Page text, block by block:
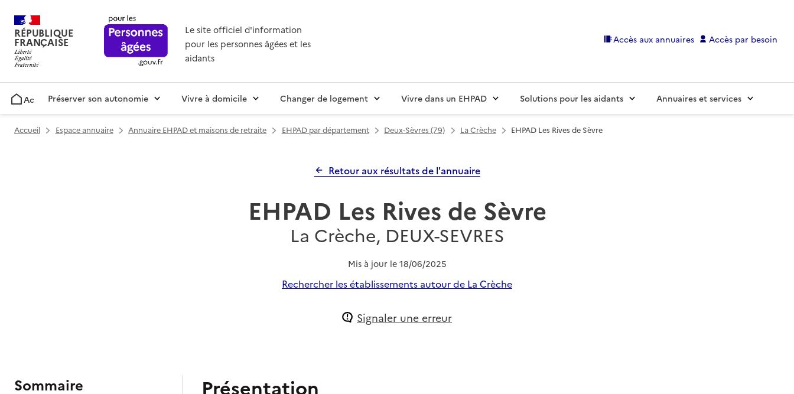
RÉPUBLIQUE
FRANÇAISE
Le site officiel d'information
pour les personnes âgées et les
aidants
Accès aux annuaires Accès par besoin
AccueilPréserver son autonomie Vivre à domicile Changer de logement Vivre dans un EHPAD Solutions pour les aidants Annuaires et services
Accueil Espace annuaire Annuaire EHPAD et maisons de retraite EHPAD par département Deux-Sèvres (79) La Crèche EHPAD Les Rives de Sèvre
Retour aux résultats de l'annuaire
EHPAD Les Rives de Sèvre
La Crèche, DEUX-SEVRES
Mis à jour le 18/06/2025
Rechercher les établissements autour de La Crèche
Signaler une erreur
Sommaire Présentation